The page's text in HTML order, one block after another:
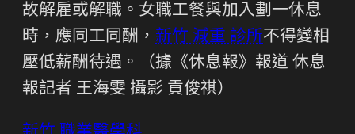
故解雇或解職。女職工餐與加入劃一休息
時，應同工同酬， 新竹 減重 診所不得變相
壓低薪酬待遇。（據《休息報》報道 休息
報記者 王海雯 攝影 貢俊祺）